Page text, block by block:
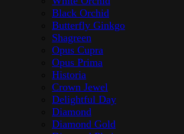
Black Orchid
Butterfly Ginkgo
Shagreen
Opus Cupra
Opus Prima
Historia
Crown Jewel
Delightful Day
Diamond
Diamond Gold